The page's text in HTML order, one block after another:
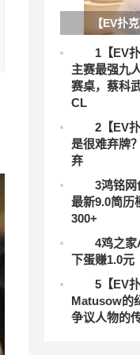
【EV扑
手怒批线下
1 【EV
主赛最强九
赛桌，蔡科
CL
2 【EV
是很难弃牌
弃
3鸿铭网
最新9.0简历
300+
4鸡之家
下蛋赚1.0元
5 【EV
Matusow的
争议人物的